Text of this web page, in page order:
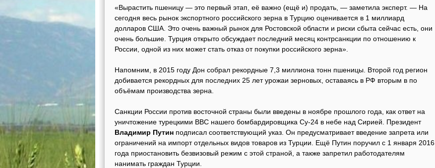
«Вырастить пшеницу — это первый этап, её важно (ещё и) продать, — заметила эксперт. — На
сегодня весь рынок экспортного российского зерна в Турцию оценивается в 1 миллиард
долларов США. Это очень важный рынок для Ростовской области и риски сбыта сейчас есть, они
очень большие. Турция открыто обсуждает последний месяц контрсанкции по отношению к
России, одной из них может стать отказ от покупки российского зерна».
Напомним, в 2015 году Дон собрал рекордные 7,3 миллиона тонн пшеницы. Второй год регион
добивается рекордных для последних 25 лет урожаи зерновых, оставаясь в РФ вторым в по
объёмам производства зерна.
Санкции России против восточной страны были введены в ноябре прошлого года, как ответ на
уничтожение турецкими ВВС нашего бомбардировщика Су-24 в небе над Сирией. Президент
Владимир Путин подписал соответствующий указ. Он предусматривает введение запрета или
ограничений на импорт отдельных видов товаров из Турции. Ещё Путин поручил с 1 января 2016
года приостановить безвизовый режим с этой страной, а также запретил работодателям
нанимать граждан Турции.